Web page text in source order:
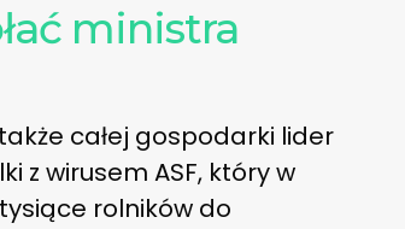
ministra
całej gospodarki lider
z wirusem ASF, który w
rolników do